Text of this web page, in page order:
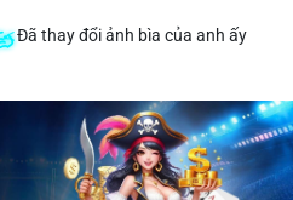
Đã thay đổi ảnh bìa của anh ấy